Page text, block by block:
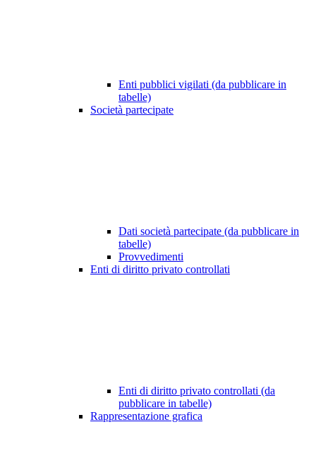
Enti pubblici vigilati (da pubblicare in
tabelle)
Società partecipate
Dati società partecipate (da pubblicare in
tabelle)
Provvedimenti
Enti di diritto privato controllati
Enti di diritto privato controllati (da
pubblicare in tabelle)
Rappresentazione grafica